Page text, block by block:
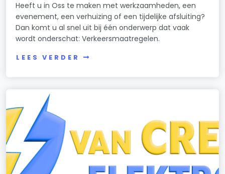
Heeft u in Oss te maken met werkzaamheden, een
evenement, een verhuizing of een tijdelijke afsluiting?
Dan komt u al snel uit bij één onderwerp dat vaak
wordt onderschat: Verkeersmaatregelen.
LEES VERDER